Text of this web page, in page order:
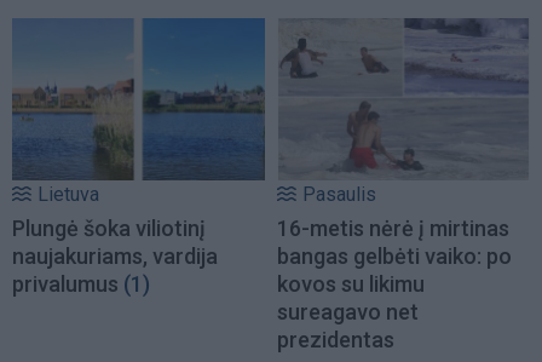
Lietuva
Plungė šoka viliotinį
naujakuriams, vardija
privalumus (1)
Pasaulis
16-metis nėrė į mirtinas
bangas gelbėti vaiko: po
kovos su likimu
sureagavo net
prezidentas